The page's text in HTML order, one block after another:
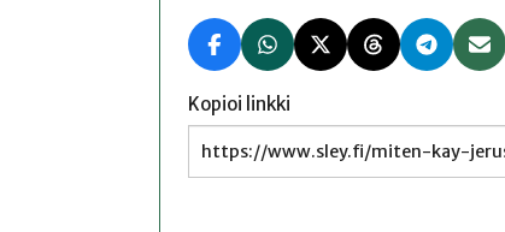
Kopioi linkki